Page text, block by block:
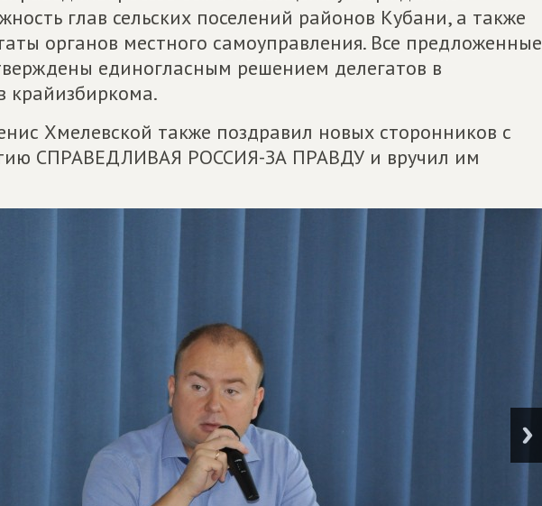
глав сельских поселений районов Кубани, а также
органов местного самоуправления. Все предложенные
единогласным решением делегатов в
крайизбиркома.
Хмелевской также поздравил новых сторонников с
СПРАВЕДЛИВАЯ РОССИЯ-ЗА ПРАВДУ и вручил им